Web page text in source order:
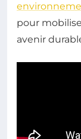
pour
avenir